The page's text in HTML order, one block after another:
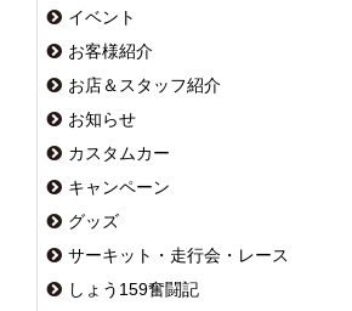
イベント
お客様紹介
お店＆スタッフ紹介
お知らせ
カスタムカー
キャンペーン
グッズ
サーキット・走行会・レース
しょう159奮闘記